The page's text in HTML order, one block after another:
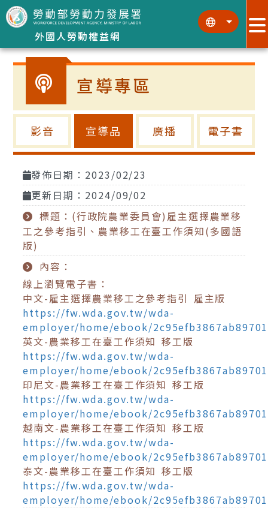
跳到主要內容區塊
外國人勞動權益網
::: :::
宣導專區
影音 宣導品 廣播 電子書
發佈日期：2023/02/23
更新日期：2024/09/02
標題：(行政院農業委員會)雇主選擇農業移
工之參考指引、農業移工在臺工作須知(多國語
版)
內容：
線上瀏覽電子書：
中文-雇主選擇農業移工之參考指引 雇主版
https://fw.wda.gov.tw/wda-
employer/home/ebook/
英文-農業移工在臺工作須知 移工版
https://fw.wda.gov.tw/wda-
employer/home/ebook/
印尼文-農業移工在臺工作須知 移工版
https://fw.wda.gov.tw/wda-
employer/home/ebook/
越南文-農業移工在臺工作須知 移工版
https://fw.wda.gov.tw/wda-
employer/home/ebook/
泰文-農業移工在臺工作須知 移工版
https://fw.wda.gov.tw/wda-
employer/home/ebook/